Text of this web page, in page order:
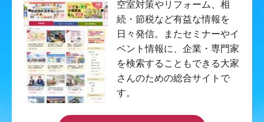
空室対策やリフォーム、相
続・節税など有益な情報を
日々発信。またセミナーやイ
ベント情報に、企業・専門家
を検索することもできる大家
さんのための総合サイトで
す。